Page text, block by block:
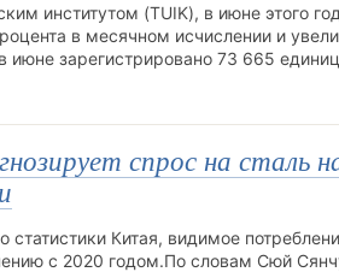
институтом (TUIK), в июне этого
в месячном исчислении и
июне зарегистрировано 73 665
спрос на сталь
Китая, видимое
с 2020 годом.По словам Сюй